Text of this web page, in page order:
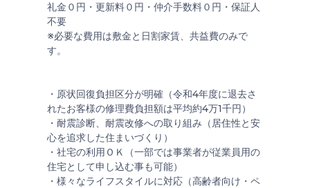
礼金０円・更新料０円・仲介手数料０円・保証人
不要
※必要な費用は敷金と日割家賃、共益費のみで
す。
・原状回復負担区分が明確（令和4年度に退去さ
れたお客様の修理費負担額は平均約4万1千円）
・耐震診断、耐震改修への取り組み（居住性と安
心を追求した住まいづくり）
・社宅の利用ＯＫ（一部では事業者が従業員用の
住宅として申し込む事も可能）
・様々なライフスタイルに対応（高齢者向け・ペ